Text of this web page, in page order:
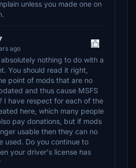
unless you made one on
ago
nothing to do with a
You should read it right,
point of mods that are no
and thus cause MSFS
I have respect for each of the
here, which many people
pay donations, but if mods
usable then they can no
used. Do you continue to
your driver's license has